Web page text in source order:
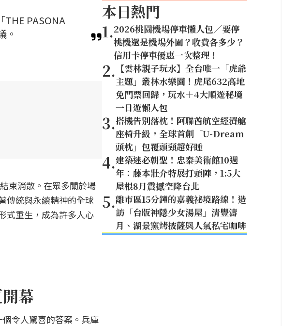
PASONA
。
束消散。在眾多關於場
傳統與永續精神的全球
式重生，成為許多人心
幕
令人驚喜的答案。兵庫
本日熱門
1.2026桃園機場停車懶人包／要停
桃機還是機場外圍？收費各多少？
信用卡停車優惠一次整理！
2. 【雲林親子玩水】全台唯一「虎爺
主題」叢林水樂園！虎尾632高地
免門票回歸，玩水＋4大順遊秘境
一日遊懶人包
3.搭機告別落枕！阿聯酋航空經濟艙
座椅升級，全球首創「U-Dream
頭枕」包覆頭頸超好睡
4.建築迷必朝聖！忠泰美術館10週
年：藤本壯介特展打頭陣，1:5大
屋根8月震撼空降台北
5.離市區15分鐘的嘉義祕境路線！造
訪「台版神隱少女湯屋」清豐濤
月、湖景窯烤披薩與人氣私宅咖啡